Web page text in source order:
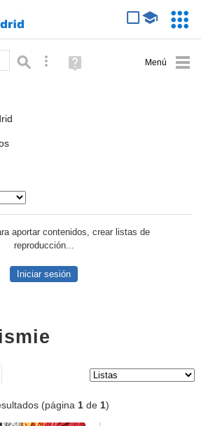
Búsqueda avanzada
Ayuda
(en
aportar contenidos, crear listas de
reproducción...
Iniciar sesión
(página1 de1)